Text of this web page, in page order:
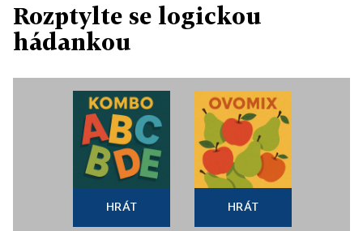
Rozptylte se logickou
hádankou
HRÁT HRÁT